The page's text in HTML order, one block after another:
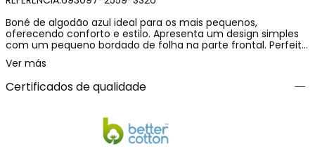
Boné de algodão azul ideal para os mais pequenos,
oferecendo conforto e estilo. Apresenta um design simples
com um pequeno bordado de folha na parte frontal. Perfeito
para crianças desde 12 meses até 12 anos, com tamanhos
disponíveis em S (48), M (50), L (52) e XL (54). O seu
material de algodão torna-o leve e adequado para proteger
do sol, ao mesmo tempo que acrescenta um toque
Ver más
Certificados de qualidade